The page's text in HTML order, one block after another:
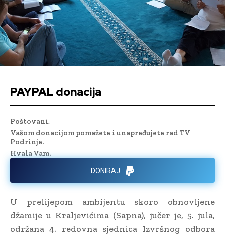
PAYPAL donacija
Poštovani,
Vašom donacijom pomažete i unapređujete rad TV
Podrinje.
Hvala Vam.
DONIRAJ
U prelijepom ambijentu skoro obnovljene
džamije u Kraljevićima (Sapna), jučer je, 5. jula,
održana 4. redovna sjednica Izvršnog odbora